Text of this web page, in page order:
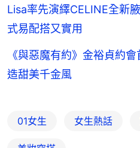
Lisa率先演繹CELINE全新
式易配搭又實用
《與惡魔有約》金裕貞約
造甜美千金風
01女生 女生熱話